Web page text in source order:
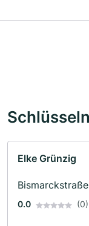
Elke Grünzig
0.0 (0)